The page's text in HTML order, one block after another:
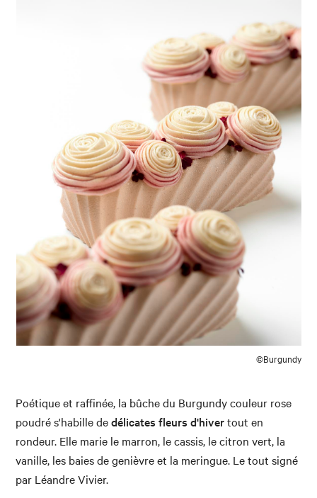
©Burgundy
Poétique et raffinée, la bûche du Burgundy couleur rose
poudré s'habille dedélicates fleurs d'hivertout en
rondeur. Elle marie le marron, le cassis, le citron vert, la
vanille, les baies de genièvre et la meringue. Le tout signé
par Léandre Vivier.